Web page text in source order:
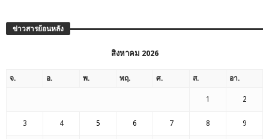
ข่าวสารย้อนหลัง
สิงหาคม 2026
จ. อ. พ. พฤ. ศ. ส. อา.
1 2
3 4 5 6 7 8 9